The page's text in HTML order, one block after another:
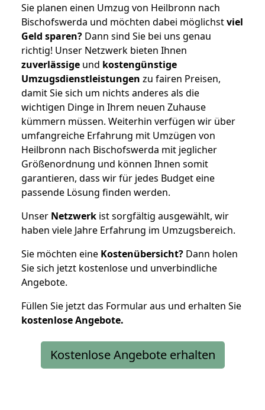
Sie planen einen Umzug von Heilbronn nach
Bischofswerda und möchten dabei möglichstviel
Geld sparen? Dann sind Sie bei uns genau
richtig! Unser Netzwerk bieten Ihnen
zuverlässige und kostengünstige
Umzugsdienstleistungen zu fairen Preisen,
damit Sie sich um nichts anderes als die
wichtigen Dinge in Ihrem neuen Zuhause
kümmern müssen. Weiterhin verfügen wir über
umfangreiche Erfahrung mit Umzügen von
Heilbronn nach Bischofswerda mit jeglicher
Größenordnung und können Ihnen somit
garantieren, dass wir für jedes Budget eine
passende Lösung finden werden.
Unser Netzwerk ist sorgfältig ausgewählt, wir
haben viele Jahre Erfahrung im Umzugsbereich.
Sie möchten eine Kostenübersicht? Dann holen
Sie sich jetzt kostenlose und unverbindliche
Angebote.
Füllen Sie jetzt das Formular aus und erhalten Sie
kostenloseAngebote.
Kostenlose Angebote erhalten